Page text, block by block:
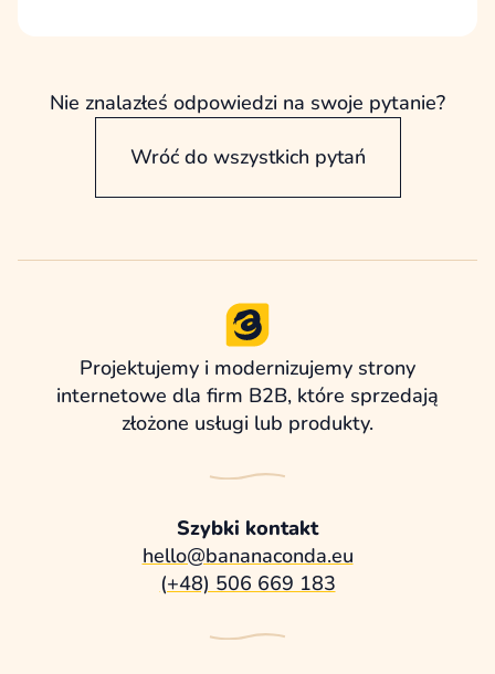
związane z utratą widoczności w
wyszukiwarce.
Nie znalazłeś odpowiedzi na swoje pytanie?
Wróć do wszystkich pytań
Projektujemy i modernizujemy strony
internetowe dla firm B2B, które sprzedają
złożone usługi lub produkty.
Szybki kontakt
hello@bananaconda.eu
(+48) 506 669 183